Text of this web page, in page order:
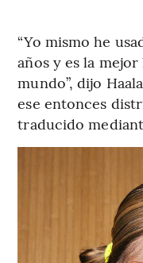
“Yo mismo he
años y es la
mundo”, dijo
ese entonces
traducido